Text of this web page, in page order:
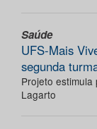
Saúde
UFS-Mais
segunda
Projeto
Lagarto